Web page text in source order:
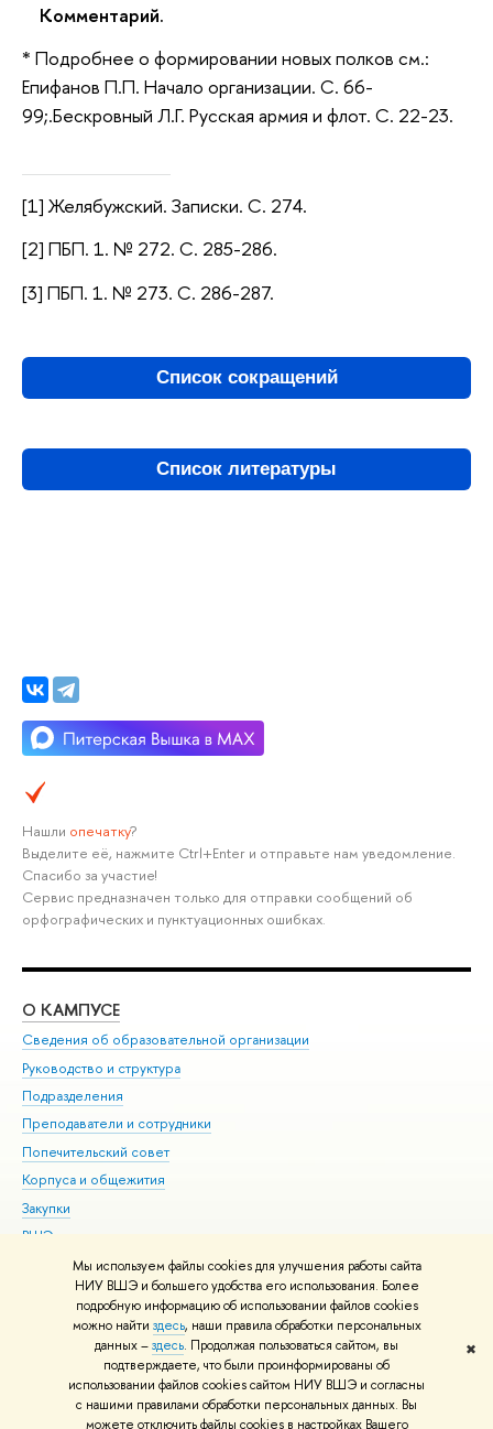
Мы используем файлы cookies для улучшения работы сайта
НИУ ВШЭ и большего удобства его использования. Более
подробную информацию об использовании файлов cookies
можно найти здесь, наши правила обработки персональных
данных –здесь. Продолжая пользоваться сайтом, вы
подтверждаете, что были проинформированы об
использовании файлов cookies сайтом НИУ ВШЭ и согласны
с нашими правилами обработки персональных данных. Вы
можете отключить файлы cookies в настройках Вашего
✖
Комментарий.
* Подробнее о формировании новых полков см.:
Епифанов П.П. Начало организации. С. 66-
99;.Бескровный Л.Г. Русская армия и флот. С. 22-23.
[1] Желябужский. Записки. С. 274.
[2] ПБП. 1. № 272. С. 285-286.
[3] ПБП. 1. № 273. С. 286-287.
Список сокращений
Список литературы
Нашли опечатку?
Выделите её, нажмите Ctrl+Enter и отправьте нам уведомление.
Спасибо за участие!
Сервис предназначен только для отправки сообщений об
орфографических и пунктуационных ошибках.
О КАМПУСЕ
Сведения об образовательной организации
Руководство и структура
Подразделения
Преподаватели и сотрудники
Попечительский совет
Корпуса и общежития
Закупки
ВШЭ для студентов с ограниченными возможностями
здоровья и инвалидностью
Версия для слабовидящих
Единая платежная страница
© НИУ ВШЭ 1993–2026 Адреса и контакты Условия использования
материалов Политика конфиденциальности Карта сайта